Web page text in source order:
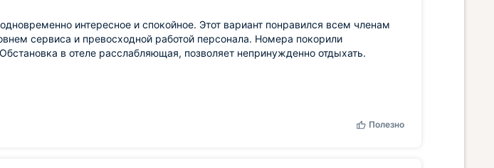
интересное и спокойное. Этот вариант понравился всем членам
сервиса и превосходной работой персонала. Номера покорили
в отеле расслабляющая, позволяет непринужденно отдыхать.
Полезно